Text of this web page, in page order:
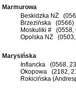
Marmurowa
Beskidzka NŻ
Brzezińska (0566)
Moskuliki # (0558,
Opolska NŻ
Marysińska
Inflancka (0568,
Okopowa (2182,
Rokicińska